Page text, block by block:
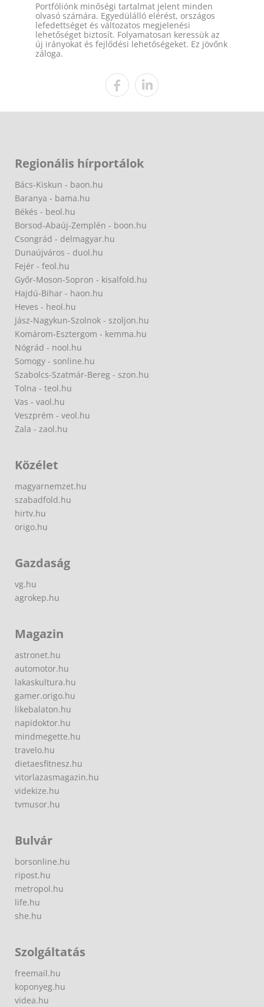
Portfóliónk minőségi tartalmat jelent minden
olvasó számára. Egyedülálló elérést, országos
lefedettséget és változatos megjelenési
lehetőséget biztosít. Folyamatosan keressük az
új irányokat és fejlődési lehetőségeket. Ez jövőnk
záloga.
Regionális hírportálok
Bács-Kiskun - baon.hu
Baranya - bama.hu
Békés - beol.hu
Borsod-Abaúj-Zemplén - boon.hu
Csongrád - delmagyar.hu
Dunaújváros - duol.hu
Fejér - feol.hu
Győr-Moson-Sopron - kisalfold.hu
Hajdú-Bihar - haon.hu
Heves - heol.hu
Jász-Nagykun-Szolnok - szoljon.hu
Komárom-Esztergom - kemma.hu
Nógrád - nool.hu
Somogy - sonline.hu
Szabolcs-Szatmár-Bereg - szon.hu
Tolna - teol.hu
Vas - vaol.hu
Veszprém - veol.hu
Zala - zaol.hu
Közélet
magyarnemzet.hu
szabadfold.hu
hirtv.hu
origo.hu
Gazdaság
vg.hu
agrokep.hu
Magazin
astronet.hu
automotor.hu
lakaskultura.hu
gamer.origo.hu
likebalaton.hu
napidoktor.hu
mindmegette.hu
travelo.hu
dietaesfitnesz.hu
vitorlazasmagazin.hu
videkize.hu
tvmusor.hu
Bulvár
borsonline.hu
ripost.hu
metropol.hu
life.hu
she.hu
Szolgáltatás
freemail.hu
koponyeg.hu
videa.hu